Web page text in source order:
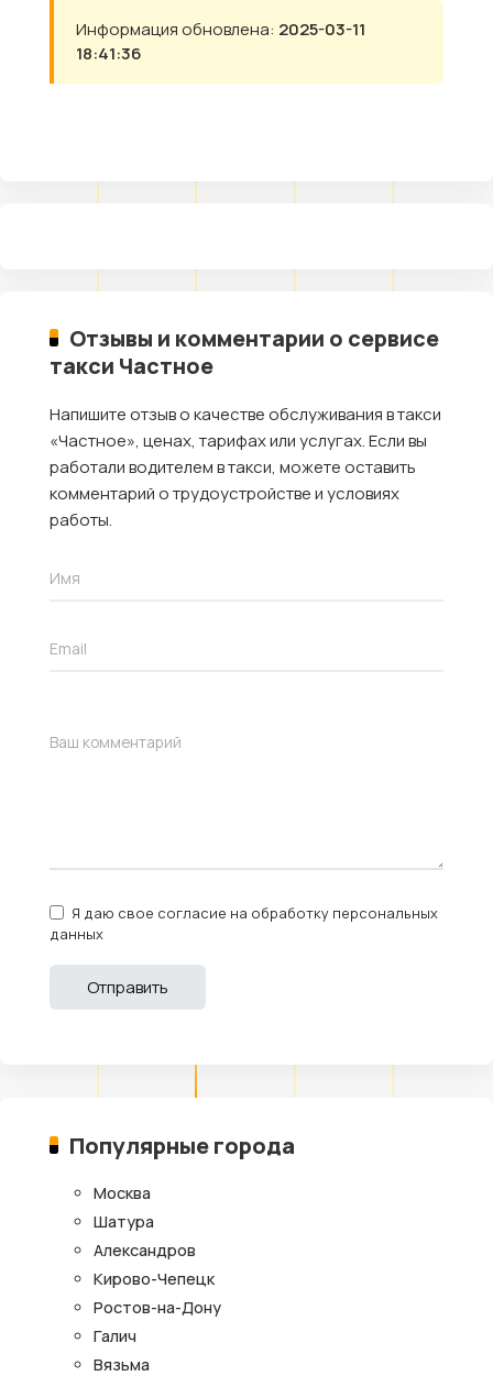
Информация обновлена: 2025-03-11
18:41:36
Отзывы и комментарии о сервисе
такси Частное
Напишите отзыв о качестве обслуживания в такси
«Частное», ценах, тарифах или услугах. Если вы
работали водителем в такси, можете оставить
комментарий о трудоустройстве и условиях
работы.
Я даю свое согласие на обработку персональных
данных
Популярные города
Москва
Шатура
Александров
Кирово-Чепецк
Ростов-на-Дону
Галич
Вязьма